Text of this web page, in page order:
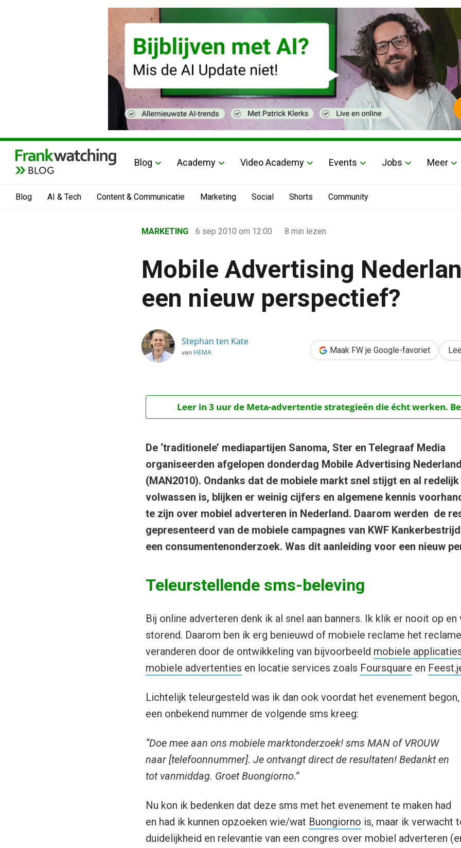
BLOG
Blog Academy Video Academy Events Jobs Meer
Blog AI & Tech Content & Communicatie Marketing Social Shorts Community
›
›
MARKETING 6 sep 2010 om 12:00 8 min lezen
Mobile Advertising
een nieuw perspectief?
Stephan ten Kate
van HEMA Maak FW je Google-favoriet
Leer in 3 uur de Meta-advertentie strategieën die écht werken.
De ‘traditionele’ mediapartijen Sanoma, Ster en Telegraaf Media
organiseerden afgelopen donderdag Mobile Advertising Nederland
(MAN2010). Ondanks dat de mobiele markt snel stijgt en al redelijk
volwassen is, blijken er weinig cijfers en algemene kennis
te zijn over mobiel adverteren in Nederland. Daarom werden de
gepresenteerd van de mobiele campagnes van KWF
een consumentenonderzoek. Was dit aanleiding voor een nieuw
Teleurstellende sms-beleving
Bij online adverteren denk ik al snel aan banners. Ik klik er nooit op en
storend. Daarom ben ik erg benieuwd of mobiele reclame het
veranderen door de ontwikkeling van bijvoorbeeld mobiele
mobiele advertenties en locatie services zoals Foursquare en
Lichtelijk teleurgesteld was ik dan ook voordat het evenement begon,
een onbekend nummer de volgende sms kreeg:
“Doe mee aan ons mobiele marktonderzoek! sms MAN of VROUW
naar [telefoonnummer]. Je ontvangt direct de resultaten! Bedankt en
tot vanmiddag. Groet Buongiorno.”
Nu kon ik bedenken dat deze sms met het evenement te maken had
en had ik kunnen opzoeken wie/wat Buongiorno is, maar ik verwacht
duidelijkheid en relevantie van een congres over mobiel adverteren